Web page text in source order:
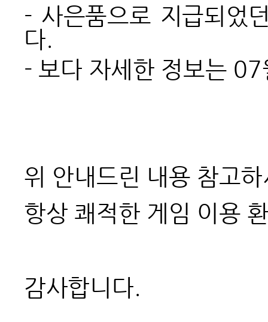
- 사은품으로 지급되었
다.
- 보다 자세한 정보는
위 안내드린 내용 참고
항상 쾌적한 게임 이용
감사합니다.